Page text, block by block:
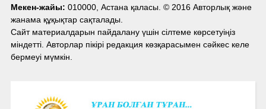
Мекен-жайы: 010000, Астана қаласы. © 2016 Авторлық және
жанама құқықтар сақталады.
Сайт материалдарын пайдалану үшін сілтеме көрсетуіңіз
міндетті. Авторлар пікірі редакция көзқарасымен сәйкес келе
бермеуі мүмкін.